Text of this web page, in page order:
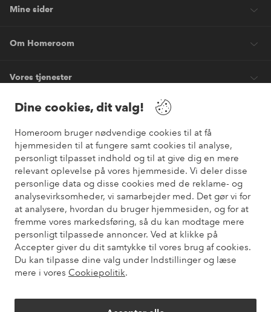
Dine cookies, dit valg!
Homeroom bruger nødvendige cookies til at få
hjemmesiden til at fungere samt cookies til analyse,
personligt tilpasset indhold og til at give dig en mere
relevant oplevelse på vores hjemmeside. Vi deler disse
personlige data og disse cookies med de reklame- og
analysevirksomheder, vi samarbejder med. Det gør vi for
at analysere, hvordan du bruger hjemmesiden, og for at
fremme vores markedsføring, så du kan modtage mere
personligt tilpassede annoncer. Ved at klikke på
Accepter giver du dit samtykke til vores brug af cookies.
Du kan tilpasse dine valg under Indstillinger og læse
mere i vores Cookiepolitik.
Mine sider
Om Homeroom
Vores tjenester
Vilkår
Venner
Sikre betalinger
Vil du vide mere om vores betalingsmuligheder ?
elpy